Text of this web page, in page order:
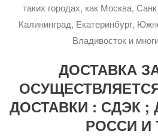
таких городах, как Москва,
Калининград, Екатеринбург,
Владивосток и
ДОСТАВКА
ДОСТАВКИ : СДЭК ;
РОССИ И